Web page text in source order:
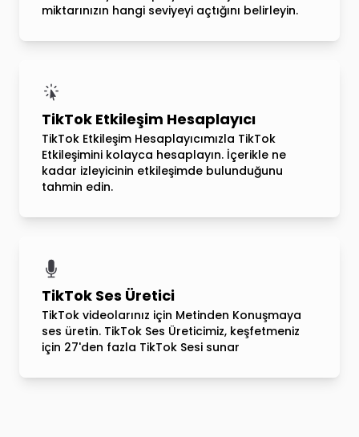
miktarınızın hangi seviyeyi açtığını belirleyin.
TikTok Etkileşim Hesaplayıcı
TikTok Etkileşim Hesaplayıcımızla TikTok
Etkileşimini kolayca hesaplayın. İçerikle ne
kadar izleyicinin etkileşimde bulunduğunu
tahmin edin.
TikTok Ses Üretici
TikTok videolarınız için Metinden Konuşmaya
ses üretin. TikTok Ses Üreticimiz, keşfetmeniz
için 27'den fazla TikTok Sesi sunar